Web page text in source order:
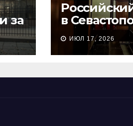
за
в
госизмене
ИЮЛ 17, 2026